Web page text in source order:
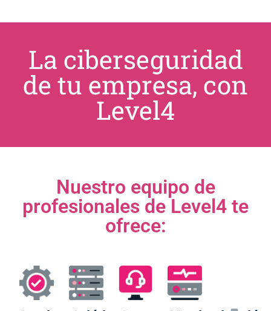
La ciberseguridad
de tu empresa, con
Level4
Nuestro equipo de
ofrece:
Implantación
Instalación
en sus
Arquitectura
Solo
las
Soporte
IT
Personal
Monitorización
Siempre
bajo